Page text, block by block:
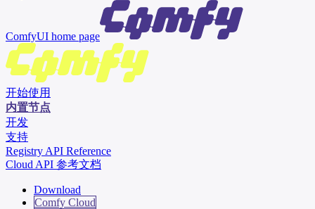
ComfyUI home page
开始使用
内置节点
开发
支持
Registry API Reference
Cloud API 参考文档
Download
Comfy Cloud